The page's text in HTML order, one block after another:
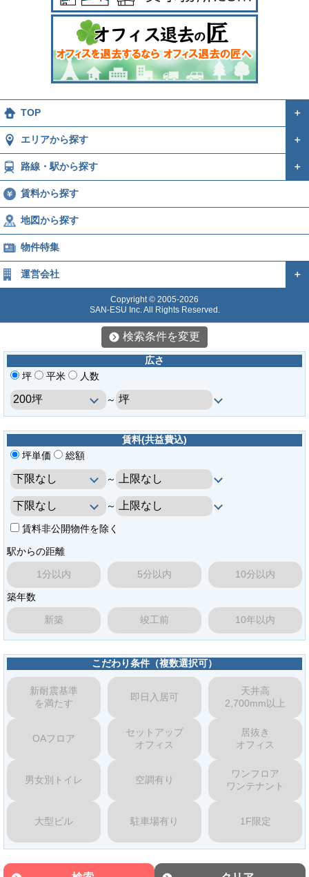
検索条件を変更
広さ
坪
平米 人数
～
賃料(共益費込)
坪単価
総額
～
～
賃料非公開物件を除く
駅からの距離
1分以内 5分以内 10分以内
築年数
新築 竣工前 10年以内
こだわり条件（複数選択可）
新耐震基準
を満たす
即日入居可
天井高
2,700mm以上
OAフロア
セットアップ
オフィス
居抜き
オフィス
男女別トイレ 空調有り
ワンフロア
ワンテナント
大型ビル 駐車場有り 1F限定
TOP ＋
エリアから探す ＋
路線・駅から探す ＋
賃料から探す
地図から探す
物件特集
運営会社 ＋
Copyright © 2005-2026
SAN-ESU Inc. All Rights Reserved.